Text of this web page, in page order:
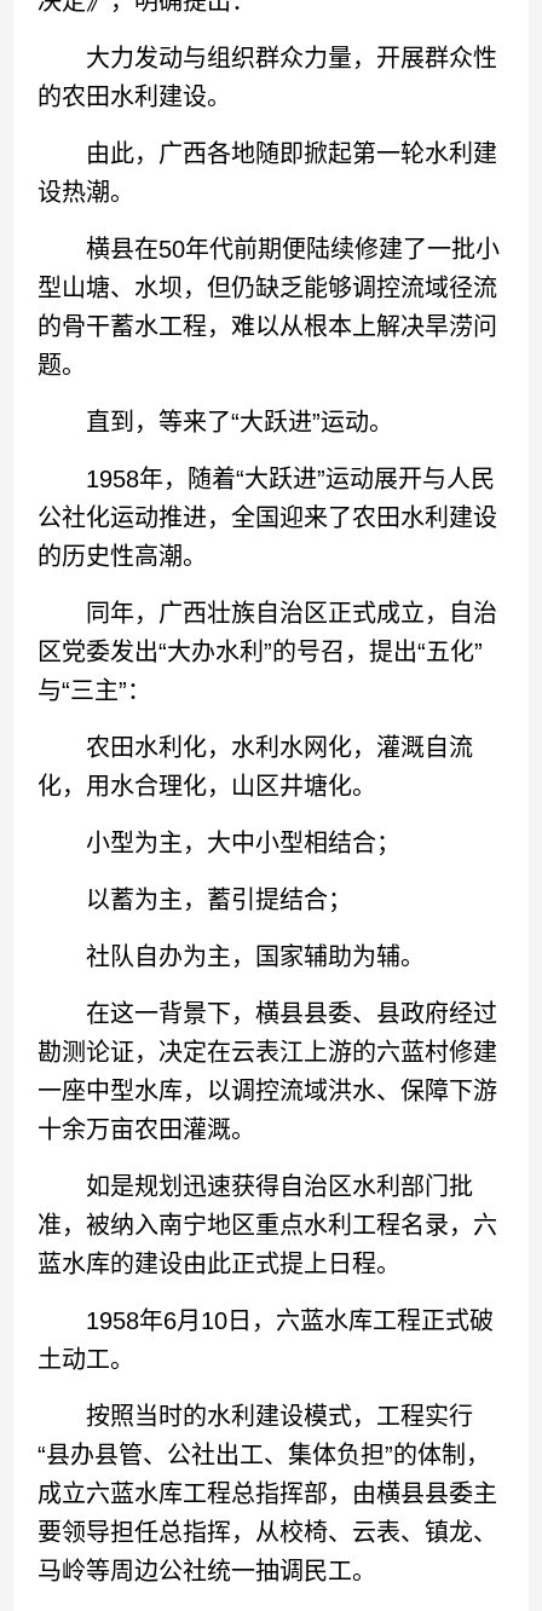
大力发动与组织群众力量，开展群众性
的农田水利建设。
由此，广西各地随即掀起第一轮水利建
设热潮。
横县在50年代前期便陆续修建了一批小
型山塘、水坝，但仍缺乏能够调控流域径流
的骨干蓄水工程，难以从根本上解决旱涝问
题。
直到，等来了“大跃进”运动。
1958年，随着“大跃进”运动展开与人民
公社化运动推进，全国迎来了农田水利建设
的历史性高潮。
同年，广西壮族自治区正式成立，自治
区党委发出“大办水利”的号召，提出“五化”
与“三主”：
农田水利化，水利水网化，灌溉自流
化，用水合理化，山区井塘化。
小型为主，大中小型相结合；
以蓄为主，蓄引提结合；
社队自办为主，国家辅助为辅。
在这一背景下，横县县委、县政府经过
勘测论证，决定在云表江上游的六蓝村修建
一座中型水库，以调控流域洪水、保障下游
十余万亩农田灌溉。
如是规划迅速获得自治区水利部门批
准，被纳入南宁地区重点水利工程名录，六
蓝水库的建设由此正式提上日程。
1958年6月10日，六蓝水库工程正式破
土动工。
按照当时的水利建设模式，工程实行
“县办县管、公社出工、集体负担”的体制，
成立六蓝水库工程总指挥部，由横县县委主
要领导担任总指挥，从校椅、云表、镇龙、
马岭等周边公社统一抽调民工。